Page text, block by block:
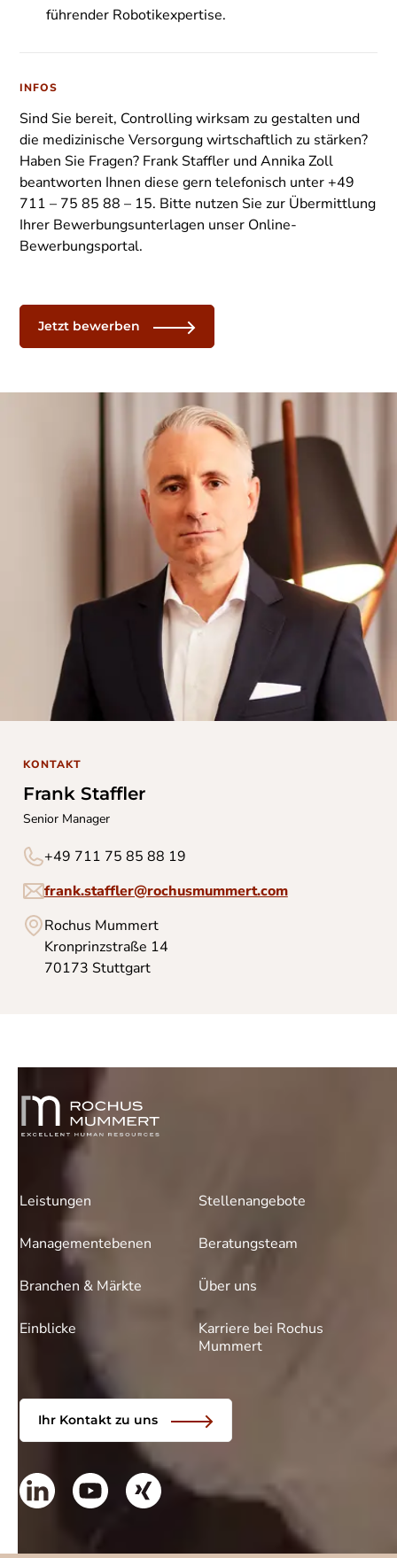
führender Robotikexpertise.
INFOS
Sind Sie bereit, Controlling wirksam zu gestalten und
die medizinische Versorgung wirtschaftlich zu stärken?
Haben Sie Fragen? Frank Staffler und Annika Zoll
beantworten Ihnen diese gern telefonisch unter +49
711 – 75 85 88 – 15. Bitte nutzen Sie zur Übermittlung
Ihrer Bewerbungsunterlagen unser Online-
Bewerbungsportal.
Jetzt bewerben
KONTAKT
Frank Staffler
Senior Manager
+49 711 75 85 88 19
frank.staffler@rochusmummert.com
Rochus Mummert
Kronprinzstraße 14
70173 Stuttgart
Leistungen Stellenangebote
Managementebenen Beratungsteam
Branchen & Märkte Über uns
Einblicke
Karriere bei Rochus
Mummert
Ihr Kontakt zu uns